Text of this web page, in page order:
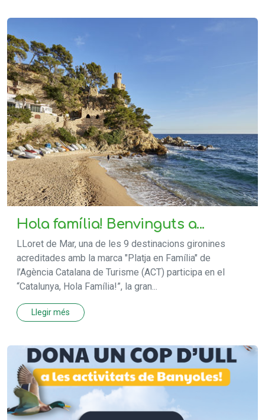
Hola família! Benvinguts a...
LLoret de Mar, una de les 9 destinacions gironines
acreditades amb la marca "Platja en Família" de
l’Agència Catalana de Turisme (ACT) participa en el
“Catalunya, Hola Família!”, la gran...
Llegir més